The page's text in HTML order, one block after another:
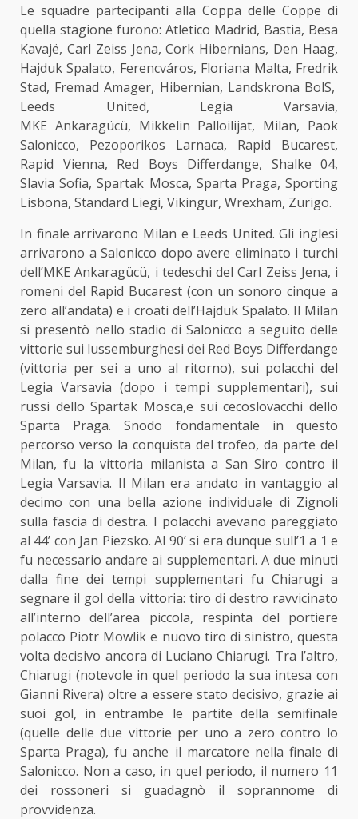
Le squadre partecipanti alla Coppa delle Coppe di
quella stagione furono: Atletico Madrid, Bastia, Besa
Kavajë, Carl Zeiss Jena, Cork Hibernians, Den Haag,
Hajduk Spalato, Ferencváros, Floriana Malta, Fredrik
Stad, Fremad Amager, Hibernian, Landskrona BolS,
Leeds United, Legia Varsavia,
MKE Ankaragücü, Mikkelin Palloilijat, Milan, Paok
Salonicco, Pezoporikos Larnaca, Rapid Bucarest,
Rapid Vienna, Red Boys Differdange, Shalke 04,
Slavia Sofia, Spartak Mosca, Sparta Praga, Sporting
Lisbona, Standard Liegi, Vikingur, Wrexham, Zurigo.
In finale arrivarono Milan e Leeds United. Gli inglesi
arrivarono a Salonicco dopo avere eliminato i turchi
dell’MKE Ankaragücü, i tedeschi del Carl Zeiss Jena, i
romeni del Rapid Bucarest (con un sonoro cinque a
zero all’andata) e i croati dell’Hajduk Spalato. Il Milan
si presentò nello stadio di Salonicco a seguito delle
vittorie sui lussemburghesi dei Red Boys Differdange
(vittoria per sei a uno al ritorno), sui polacchi del
Legia Varsavia (dopo i tempi supplementari), sui
russi dello Spartak Mosca,e sui cecoslovacchi dello
Sparta Praga. Snodo fondamentale in questo
percorso verso la conquista del trofeo, da parte del
Milan, fu la vittoria milanista a San Siro contro il
Legia Varsavia. Il Milan era andato in vantaggio al
decimo con una bella azione individuale di Zignoli
sulla fascia di destra. I polacchi avevano pareggiato
al 44’ con Jan Piezsko. Al 90’ si era dunque sull’1 a 1 e
fu necessario andare ai supplementari. A due minuti
dalla fine dei tempi supplementari fu Chiarugi a
segnare il gol della vittoria: tiro di destro ravvicinato
all’interno dell’area piccola, respinta del portiere
polacco Piotr Mowlik e nuovo tiro di sinistro, questa
volta decisivo ancora di Luciano Chiarugi. Tra l’altro,
Chiarugi (notevole in quel periodo la sua intesa con
Gianni Rivera) oltre a essere stato decisivo, grazie ai
suoi gol, in entrambe le partite della semifinale
(quelle delle due vittorie per uno a zero contro lo
Sparta Praga), fu anche il marcatore nella finale di
Salonicco. Non a caso, in quel periodo, il numero 11
dei rossoneri si guadagnò il soprannome di
provvidenza.